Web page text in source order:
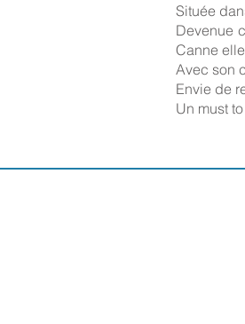
Située
Devenue
Canne
Avec son
Envie de
Un must